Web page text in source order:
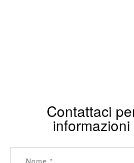
Contattaci
informazioni